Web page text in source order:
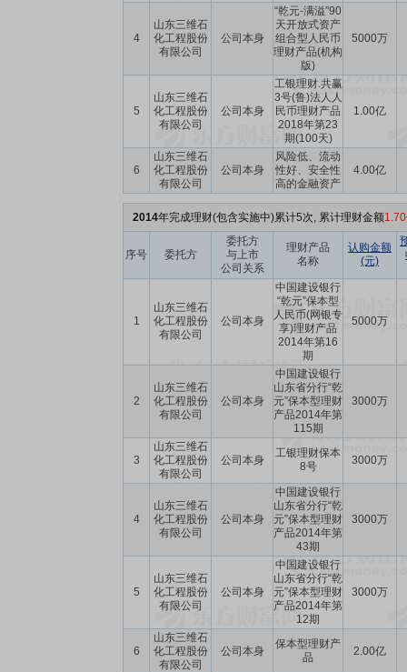
4
山东三维石
化工程股份
有限公司
公司本身
“乾元-满溢”90
天开放式资产
组合型人民币
理财产品(机构
版)
5000万
5
山东三维石
化工程股份
有限公司
公司本身
工银理财.共赢
3号(鲁)法人人
民币理财产品
2018年第23
期(100天)
1.00亿
6
山东三维石
化工程股份
有限公司
公司本身
风险低、流动
性好、安全性
高的金融资产
4.00亿
2014年完成理财(包含实施中)累计5次, 累计理财金额
序号 委托方
委托方
与上市
公司关系
理财产品
名称
认购金额
(元)
1
山东三维石
化工程股份
有限公司
公司本身
中国建设银行
“乾元”保本型
人民币(网银专
享)理财产品
2014年第16
期
5000万
2
山东三维石
化工程股份
有限公司
公司本身
中国建设银行
山东省分行“乾
元”保本型理财
产品2014年第
115期
3000万
3
山东三维石
化工程股份
有限公司
公司本身
工银理财保本
8号
3000万
4
山东三维石
化工程股份
有限公司
公司本身
中国建设银行
山东省分行“乾
元”保本型理财
产品2014年第
43期
3000万
5
山东三维石
化工程股份
有限公司
公司本身
中国建设银行
山东省分行“乾
元”保本型理财
产品2014年第
12期
3000万
6
山东三维石
化工程股份
有限公司
公司本身
保本型理财产
品
2.00亿